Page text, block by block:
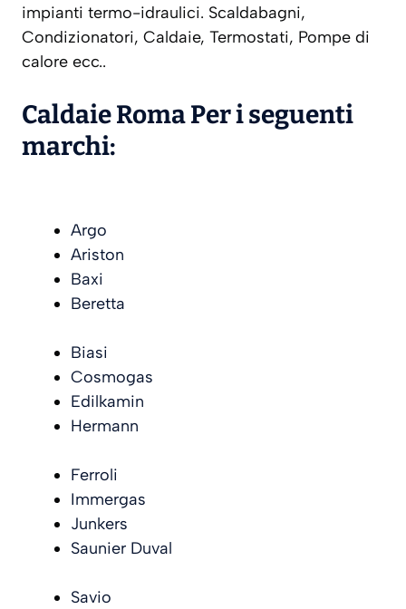
impianti termo-idraulici. Scaldabagni,
Condizionatori, Caldaie, Termostati, Pompe di
calore ecc..
Caldaie Roma Per i seguenti
marchi:
Argo
Ariston
Baxi
Beretta
Biasi
Cosmogas
Edilkamin
Hermann
Ferroli
Immergas
Junkers
Saunier Duval
Savio